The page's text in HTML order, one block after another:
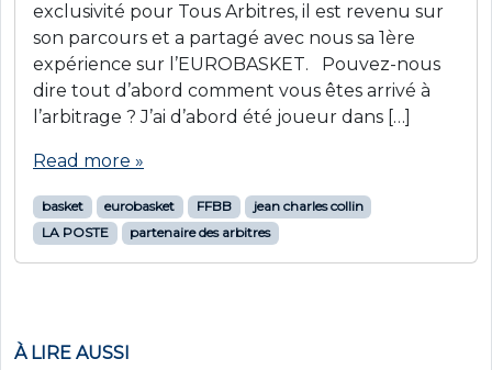
exclusivité pour Tous Arbitres, il est revenu sur
son parcours et a partagé avec nous sa 1ère
expérience sur l’EUROBASKET. Pouvez-nous
dire tout d’abord comment vous êtes arrivé à
l’arbitrage ? J’ai d’abord été joueur dans […]
Read more »
basket eurobasket FFBB
jean charles collin
LA POSTE
partenaire des arbitres
À LIRE AUSSI